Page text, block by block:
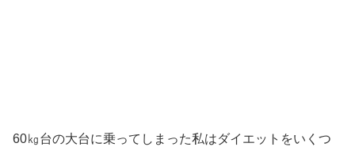
60㎏台の大台に乗ってしまった私はダイエットをいくつ